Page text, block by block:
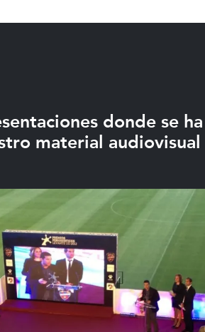
donde se ha
material audiovisual